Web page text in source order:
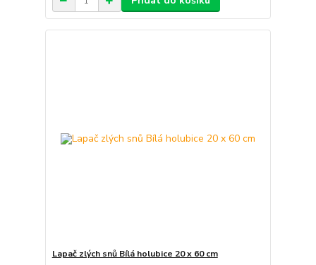
Lapač zlých snů Bílá holubice 20 x 60 cm